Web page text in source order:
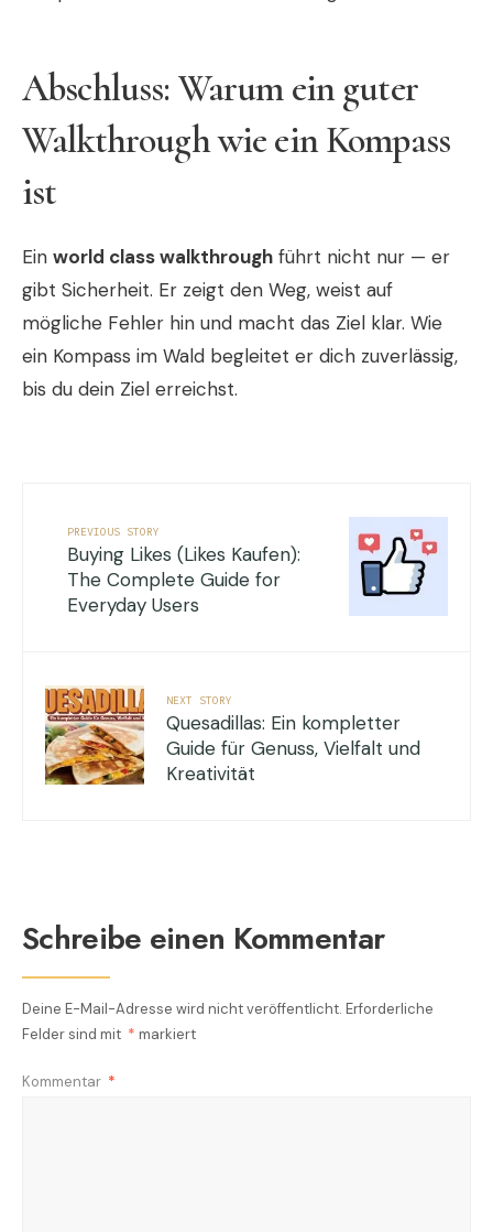
Abschluss: Warum ein guter
Walkthrough wie ein Kompass
ist
Ein world class walkthrough führt nicht nur — er
gibt Sicherheit. Er zeigt den Weg, weist auf
mögliche Fehler hin und macht das Ziel klar. Wie
ein Kompass im Wald begleitet er dich zuverlässig,
bis du dein Ziel erreichst.
PREVIOUS STORY
Buying Likes (Likes Kaufen):
The Complete Guide for
Everyday Users
NEXT STORY
Quesadillas: Ein kompletter
Guide für Genuss, Vielfalt und
Kreativität
Schreibe einen Kommentar
Deine E-Mail-Adresse wird nicht veröffentlicht. Erforderliche
Felder sind mit * markiert
Kommentar *